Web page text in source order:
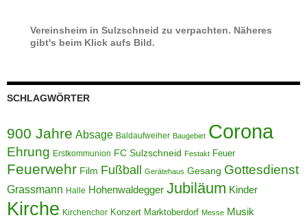
Vereinsheim in Sulzschneid zu verpachten. Näheres
gibt's beim Klick aufs Bild.
SCHLAGWÖRTER
900 Jahre Absage Baldaufweiher Baugebiet Corona
Ehrung Erstkommunion FC Sulzschneid Festakt Feuer
Feuerwehr Film Fußball Gerätehaus Gesang Gottesdienst
Grassmann Halle Hohenwaldegger Jubiläum Kinder
Kirche Kirchenchor Konzert Marktoberdorf Messe Musik